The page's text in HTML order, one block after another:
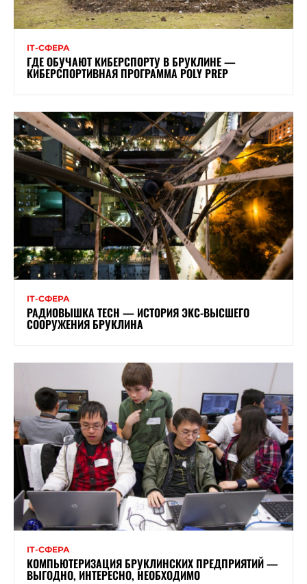
ІТ-СФЕРА
ГДЕ ОБУЧАЮТ КИБЕРСПОРТУ В БРУКЛИНЕ —
КИБЕРСПОРТИВНАЯ ПРОГРАММА POLY PREP
ІТ-СФЕРА
РАДИОВЫШКА TECH — ИСТОРИЯ ЭКС-ВЫСШЕГО
СООРУЖЕНИЯ БРУКЛИНА
ІТ-СФЕРА
КОМПЬЮТЕРИЗАЦИЯ БРУКЛИНСКИХ ПРЕДПРИЯТИЙ —
ВЫГОДНО, ИНТЕРЕСНО, НЕОБХОДИМО